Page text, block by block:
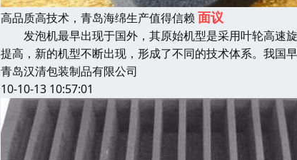
高品质高技术，青岛海绵生产值得信赖 面议
发泡机最早出现于国外，其原始机型是采用叶轮高速旋
提高，新的机型不断出现，形成了不同的技术体系。我国
青岛汉清包装制品有限公司
10-10-13 10:57:01